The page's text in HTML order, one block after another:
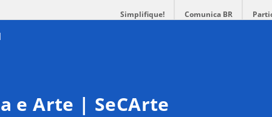
Simplifique! Comunica BR
e Arte | SeCArte